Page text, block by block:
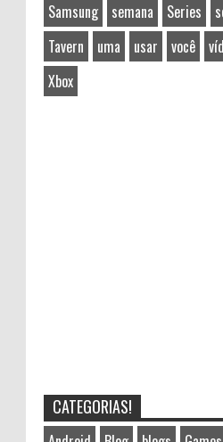
Samsung
semana Series
Tavern
uma usar você
Xbox
CATEGORIAS!